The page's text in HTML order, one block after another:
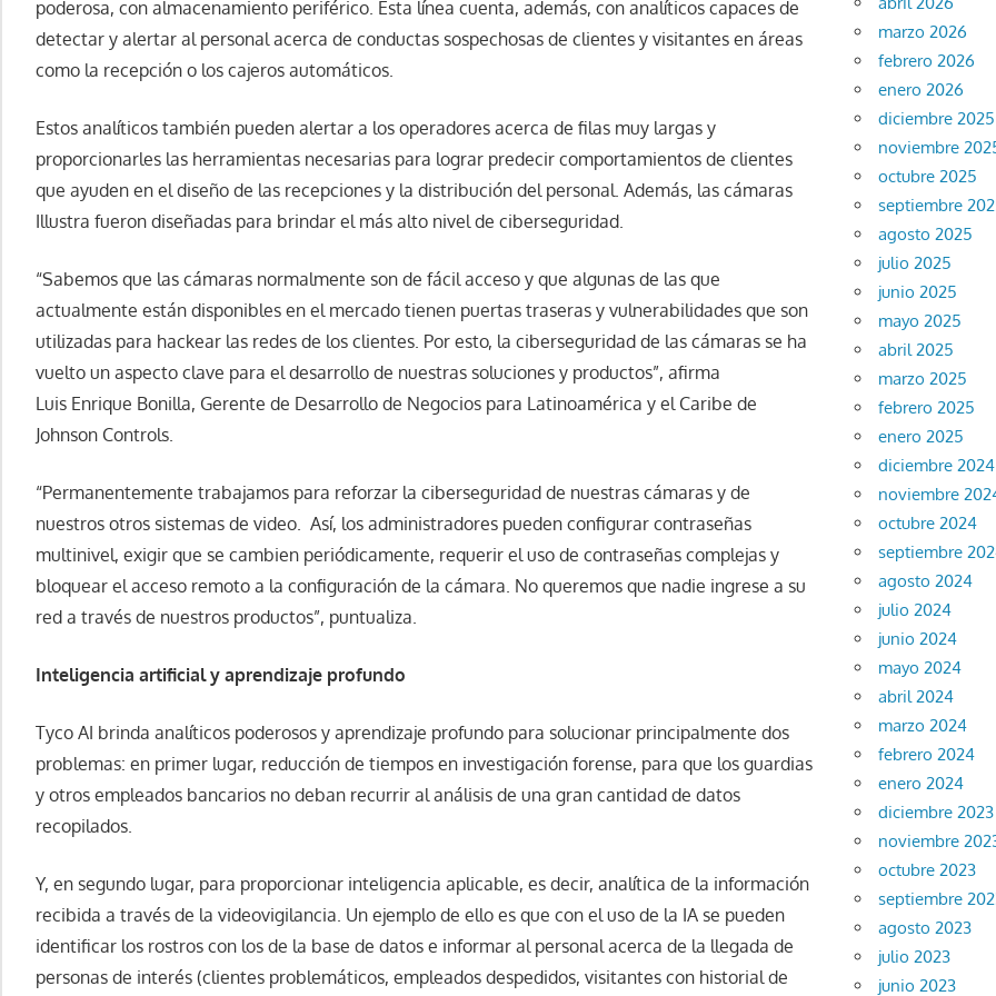
poderosa, con almacenamiento periférico. Esta línea cuenta, además, con analíticos capaces de
detectar y alertar al personal acerca de conductas sospechosas de clientes y visitantes en áreas
como la recepción o los cajeros automáticos.
Estos analíticos también pueden alertar a los operadores acerca de filas muy largas y
proporcionarles las herramientas necesarias para lograr predecir comportamientos de clientes
que ayuden en el diseño de las recepciones y la distribución del personal. Además, las cámaras
Illustra fueron diseñadas para brindar el más alto nivel de ciberseguridad.
“Sabemos que las cámaras normalmente son de fácil acceso y que algunas de las que
actualmente están disponibles en el mercado tienen puertas traseras y vulnerabilidades que son
utilizadas para hackear las redes de los clientes. Por esto, la ciberseguridad de las cámaras se ha
vuelto un aspecto clave para el desarrollo de nuestras soluciones y productos”, afirma
Luis Enrique Bonilla, Gerente de Desarrollo de Negocios para Latinoamérica y el Caribe de
Johnson Controls.
“Permanentemente trabajamos para reforzar la ciberseguridad de nuestras cámaras y de
nuestros otros sistemas de video. Así, los administradores pueden configurar contraseñas
multinivel, exigir que se cambien periódicamente, requerir el uso de contraseñas complejas y
bloquear el acceso remoto a la configuración de la cámara. No queremos que nadie ingrese a su
red a través de nuestros productos”, puntualiza.
Inteligencia artificial y aprendizaje profundo
Tyco AI brinda analíticos poderosos y aprendizaje profundo para solucionar principalmente dos
problemas: en primer lugar, reducción de tiempos en investigación forense, para que los guardias
y otros empleados bancarios no deban recurrir al análisis de una gran cantidad de datos
recopilados.
Y, en segundo lugar, para proporcionar inteligencia aplicable, es decir, analítica de la información
recibida a través de la videovigilancia. Un ejemplo de ello es que con el uso de la IA se pueden
identificar los rostros con los de la base de datos e informar al personal acerca de la llegada de
personas de interés (clientes problemáticos, empleados despedidos, visitantes con historial de
marzo 2026
febrero 2026
enero 2026
diciembre 2025
noviembre
octubre 2025
septiembre
agosto 2025
julio 2025
junio 2025
mayo 2025
abril 2025
marzo 2025
febrero 2025
enero 2025
diciembre 2024
noviembre
octubre 2024
septiembre
agosto 2024
julio 2024
junio 2024
mayo 2024
abril 2024
marzo 2024
febrero 2024
enero 2024
diciembre 2023
noviembre
octubre 2023
septiembre
agosto 2023
julio 2023
junio 2023